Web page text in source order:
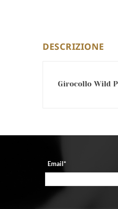
DESCRIZIONE
Girocollo Wild
Email*